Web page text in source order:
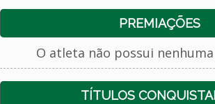
PREMIAÇÕES
O atleta não possui
TÍTULOS